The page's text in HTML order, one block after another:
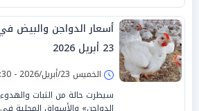
أسعار الدواجن والبيض
23 أبريل 2026
الخميس 23/أبريل/2026 - 09:30 ص
سيطرت حالة من الثبات